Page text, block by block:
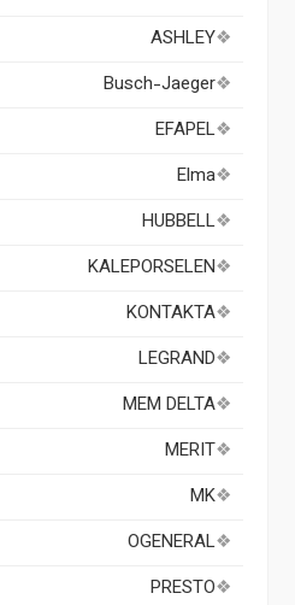
ASHLEY
Busch-Jaeger
EFAPEL
Elma
HUBBELL
KALEPORSELEN
KONTAKTA
LEGRAND
MEM DELTA
MERIT
MK
OGENERAL
PRESTO